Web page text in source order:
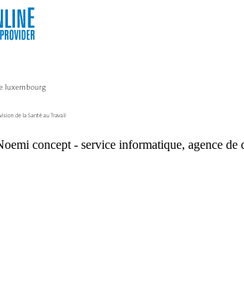
concept - service informatique, agence